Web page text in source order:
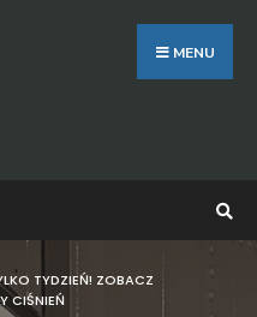
MENU
TYDZIEŃ! ZOBACZ
CIŚNIEŃ